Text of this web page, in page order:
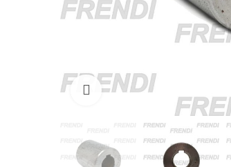
Click para agrandar